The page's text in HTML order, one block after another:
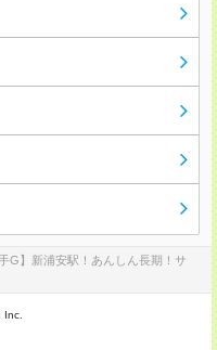
手G】新浦安駅！あんしん長期！サ